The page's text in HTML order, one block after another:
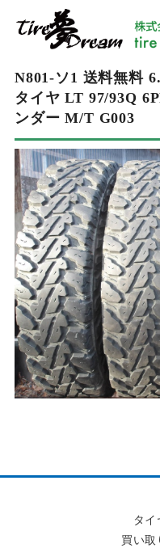
ホーム
買い取り・販売業務
輸出業務について
会社概要
お問い合わせ
N801-ソ1 送料無料
タイヤ LT 97/93Q
ンダー M/T G003
タ
買い取